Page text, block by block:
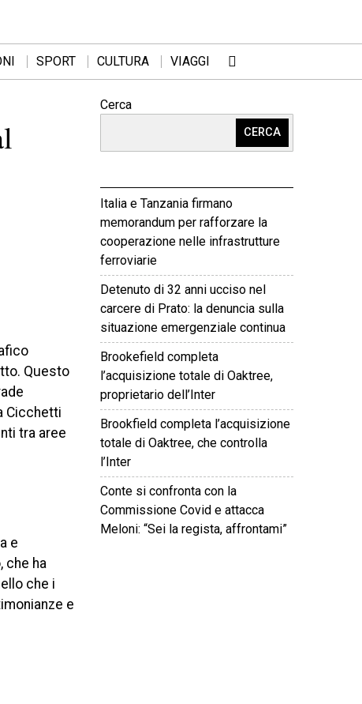
SPORT CULTURA VIAGGI
Questo
Cicchetti
tra aree
e
che ha
che i
e
Cerca
CERCA
Italia e Tanzania firmano
memorandum per rafforzare la
cooperazione nelle infrastrutture
ferroviarie
Detenuto di 32 anni ucciso nel
carcere di Prato: la denuncia sulla
situazione emergenziale continua
Brookefield completa
l’acquisizione totale di Oaktree,
proprietario dell’Inter
Brookfield completa l’acquisizione
totale di Oaktree, che controlla
l’Inter
Conte si confronta con la
Commissione Covid e attacca
Meloni: “Sei la regista, affrontami”